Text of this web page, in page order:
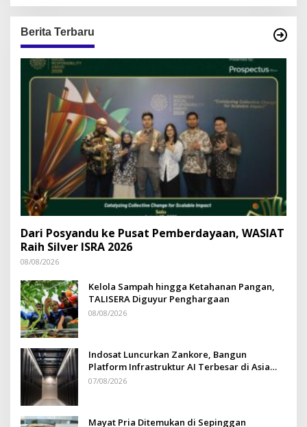
Berita Terbaru
Dari Posyandu ke Pusat Pemberdayaan, WASIAT
Raih Silver ISRA 2026
08/08/2026
Kelola Sampah hingga Ketahanan Pangan,
TALISERA Diguyur Penghargaan
08/08/2026
Indosat Luncurkan Zankore, Bangun
Platform Infrastruktur AI Terbesar di Asia
Tenggara
07/08/2026
Mayat Pria Ditemukan di Sepinggan